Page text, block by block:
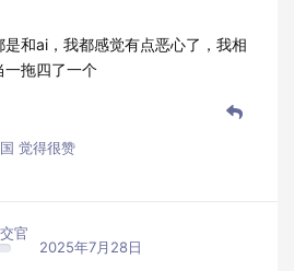
和ai，我都感觉有点恶心了，我相
一拖四了一个
觉得很赞
官
2025年7月28日